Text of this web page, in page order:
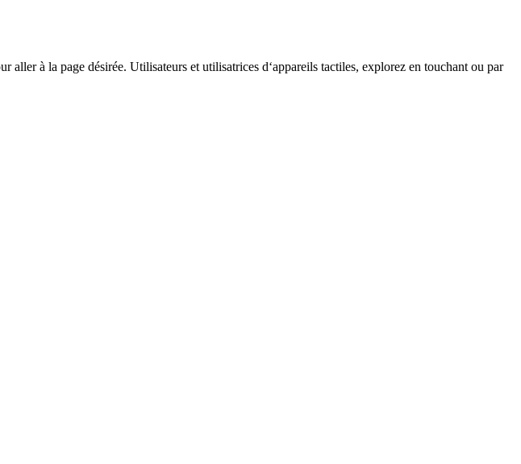
à la page désirée. Utilisateurs et utilisatrices d‘appareils tactiles, explorez en touchant ou par